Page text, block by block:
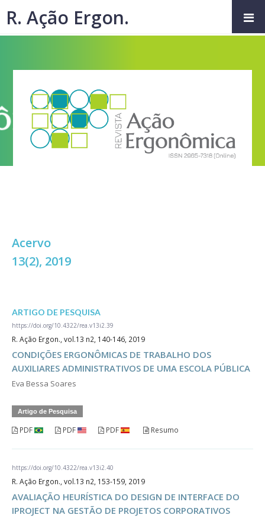
Acervo
13(2), 2019
ARTIGO DE PESQUISA
https://doi.org/10.4322/rea.v13i2.39
R. Ação Ergon., vol.13 n2, 140-146, 2019
CONDIÇÕES ERGONÔMICAS DE TRABALHO DOS
AUXILIARES ADMINISTRATIVOS DE UMA ESCOLA PÚBLICA
Eva Bessa Soares
Artigo de Pesquisa
PDF PDF PDF Resumo
https://doi.org/10.4322/rea.v13i2.40
R. Ação Ergon., vol.13 n2, 153-159, 2019
AVALIAÇÃO HEURÍSTICA DO DESIGN DE INTERFACE DO
IPROJECT NA GESTÃO DE PROJETOS CORPORATIVOS
R. Ação Ergon.